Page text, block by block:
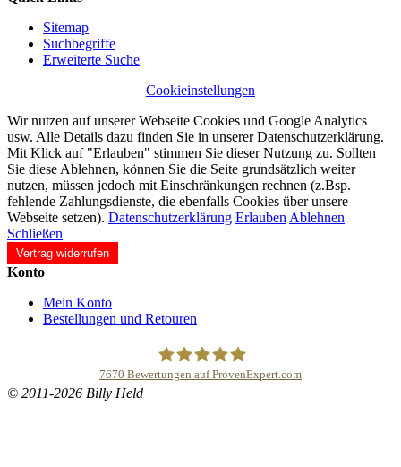
Sitemap
Suchbegriffe
Erweiterte Suche
Cookieinstellungen
Wir nutzen auf unserer Webseite Cookies und Google Analytics
usw. Alle Details dazu finden Sie in unserer Datenschutzerklärung.
Mit Klick auf "Erlauben" stimmen Sie dieser Nutzung zu. Sollten
Sie diese Ablehnen, können Sie die Seite grundsätzlich weiter
nutzen, müssen jedoch mit Einschränkungen rechnen (z.Bsp.
fehlende Zahlungsdienste, die ebenfalls Cookies über unsere
Webseite setzen). Datenschutzerklärung Erlauben Ablehnen
Schließen
Vertrag widerrufen
Konto
Mein Konto
Bestellungen und Retouren
7670 Bewertungen auf ProvenExpert.com
© 2011-2026 Billy Held